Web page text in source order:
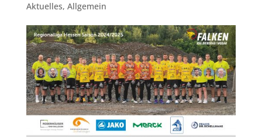
Aktuelles, Allgemein